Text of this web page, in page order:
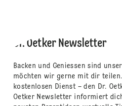
Dr. Oetker Newsletter
Backen und Geniessen sind
möchten wir gerne mit dir
kostenlosen Dienst – den Dr.
Oetker Newsletter informiert